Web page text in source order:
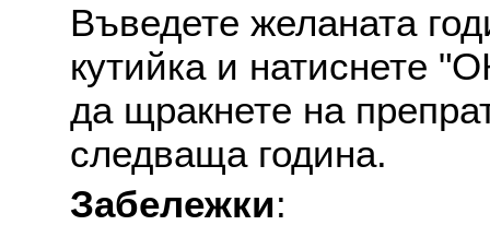
Въведете желаната
кутийка и натиснете
да щракнете на
следваща година.
Забележки: